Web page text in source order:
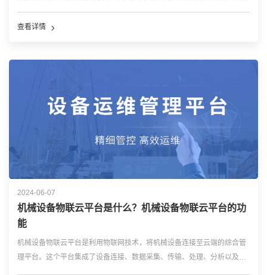
闭环的核心驱动作用，以及指导企业进行工业互联网关键系统建设和技术
查看详情
2024-06-07
机械设备物联云平台是什么？机械设备物联云平台的功
能
机械设备物联云平台是利用物联网技术，将机械设备连接至云端的综合管
理平台。这个平台集成了设备连接、数据采集、传输、处理、分析以及远